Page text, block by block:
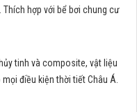
hợp với bể bơi chung cư
tinh và composite, vật liệu
điều kiện thời tiết Châu Á.